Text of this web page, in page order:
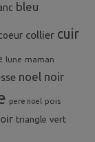
bleu
collier cuir
lune maman
noel noir
pere noel pois
triangle vert